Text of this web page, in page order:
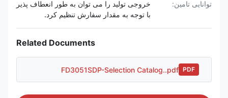
توانایی تامین:
خروجی تولید را می توان به طور انعطاف پذیر
با توجه به مقدار سفارش تنظیم کرد.
Related Documents
FD3051SDP-Selection Catalog..pdf